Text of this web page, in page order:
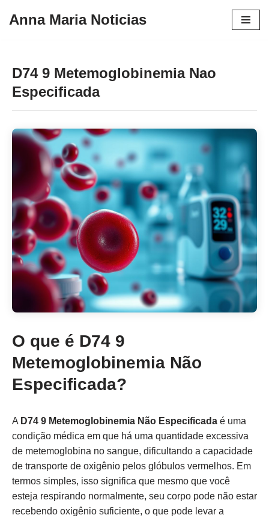
conteúdo
Anna Maria Noticias
D74 9 Metemoglobinemia Nao
Especificada
O que é D74 9
Metemoglobinemia Não
Especificada?
A D74 9 Metemoglobinemia Não Especificada é uma
condição médica em que há uma quantidade excessiva
de metemoglobina no sangue, dificultando a capacidade
de transporte de oxigênio pelos glóbulos vermelhos. Em
termos simples, isso significa que mesmo que você
esteja respirando normalmente, seu corpo pode não estar
recebendo oxigênio suficiente, o que pode levar a